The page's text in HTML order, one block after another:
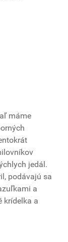
máme
jedál.
podávajú sa
a
krídelka a